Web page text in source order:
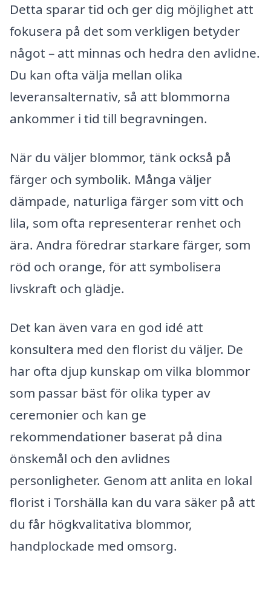
Detta sparar tid och ger dig möjlighet att
fokusera på det som verkligen betyder
något – att minnas och hedra den avlidne.
Du kan ofta välja mellan olika
leveransalternativ, så att blommorna
ankommer i tid till begravningen.
När du väljer blommor, tänk också på
färger och symbolik. Många väljer
dämpade, naturliga färger som vitt och
lila, som ofta representerar renhet och
ära. Andra föredrar starkare färger, som
röd och orange, för att symbolisera
livskraft och glädje.
Det kan även vara en god idé att
konsultera med den florist du väljer. De
har ofta djup kunskap om vilka blommor
som passar bäst för olika typer av
ceremonier och kan ge
rekommendationer baserat på dina
önskemål och den avlidnes
personligheter. Genom att anlita en lokal
florist i Torshälla kan du vara säker på att
du får högkvalitativa blommor,
handplockade med omsorg.